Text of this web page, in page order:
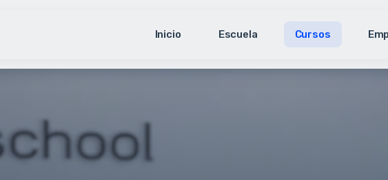
Inicio Escuela Cursos